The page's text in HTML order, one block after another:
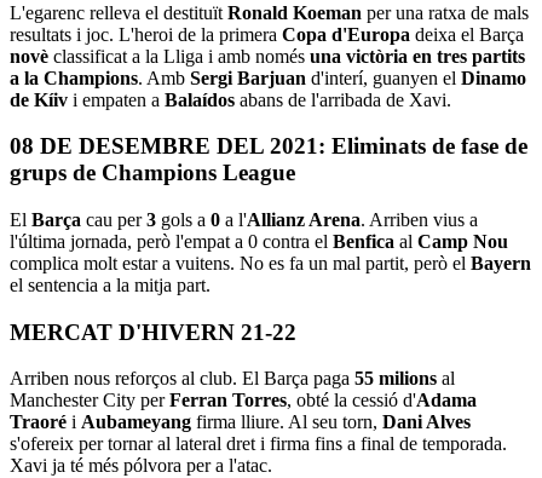
L'egarenc relleva el destituït Ronald Koeman per una ratxa de mals
resultats i joc. L'heroi de la primera Copa d'Europa deixa el Barça
novè classificat a la Lliga i amb només una victòria en tres partits
a la Champions. Amb Sergi Barjuan d'interí, guanyen el Dinamo
de Kíiv i empaten a Balaídos abans de l'arribada de Xavi.
08 DE DESEMBRE DEL 2021: Eliminats de fase de
grups de Champions League
El Barça cau per3 gols a 0 a l'Allianz Arena. Arriben vius a
l'última jornada, però l'empat a 0 contra el Benfica al Camp Nou
complica molt estar a vuitens. No es fa un mal partit, però el Bayern
el sentencia a la mitja part.
MERCAT D'HIVERN 21-22
Arriben nous reforços al club. El Barça paga 55 milions al
Manchester City perFerran Torres, obté la cessió d'Adama
Traoré i Aubameyang firma lliure. Al seu torn, Dani Alves
s'ofereix per tornar al lateral dret i firma fins a final de temporada.
Xavi ja té més pólvora per a l'atac.